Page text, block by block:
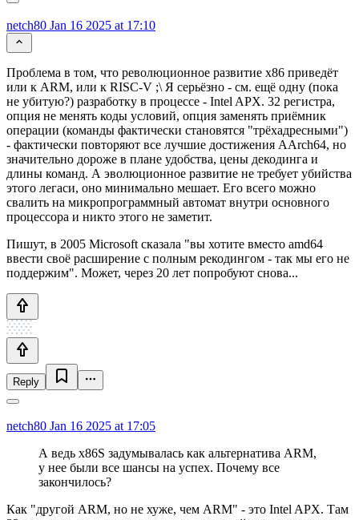
netch80 Jan 16 2025 at 17:10
Проблема в том, что революционное развитие x86 приведёт
или к ARM, или к RISC-V ;\ Я серьёзно - см. ещё одну (пока
не убитую?) разработку в процессе - Intel APX. 32 регистра,
опция не менять коды условий, опция заменять приёмник
операции (команды фактически становятся "трёхадресными")
- фактически повторяют все лучшие достижения AArch64, но
значительно дороже в плане удобства, цены декодинга и
длины команд. А эволюционное развитие не требует убийства
этого легаси, оно минимально мешает. Его всего можно
свалить на микропрограммный автомат внутри основного
процессора и никто этого не заметит.
Пишут, в 2005 Microsoft сказала "вы хотите вместо amd64
ввести своё расширение с полным рекодингом - так мы его не
поддержим". Может, через 20 лет попробуют снова...
Reply
netch80 Jan 16 2025 at 17:05
А ведь x86S задумывалась как альтернатива ARM,
у нее были все шансы на успех. Почему все
закончилось?
Как "другой ARM, но не хуже, чем ARM" - это Intel APX. Там